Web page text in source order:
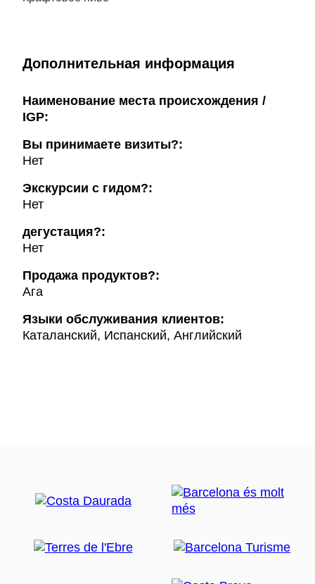
Дополнительная информация
Наименование места происхождения /
IGP:
Вы принимаете визиты?:
Нет
Экскурсии с гидом?:
Нет
дегустация?:
Нет
Продажа продуктов?:
Ага
Языки обслуживания клиентов:
Каталанский, Испанский, Английский